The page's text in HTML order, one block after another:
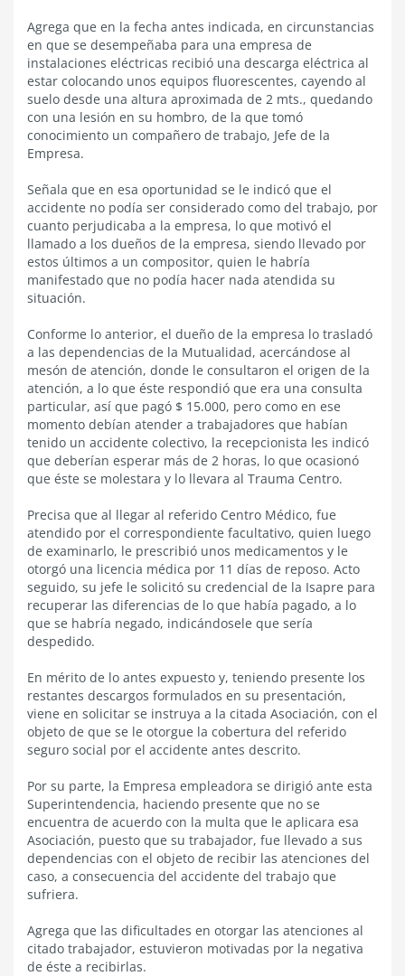
Agrega que en la fecha antes indicada, en circunstancias
en que se desempeñaba para una empresa de
instalaciones eléctricas recibió una descarga eléctrica al
estar colocando unos equipos fluorescentes, cayendo al
suelo desde una altura aproximada de 2 mts., quedando
con una lesión en su hombro, de la que tomó
conocimiento un compañero de trabajo, Jefe de la
Empresa.
Señala que en esa oportunidad se le indicó que el
accidente no podía ser considerado como del trabajo, por
cuanto perjudicaba a la empresa, lo que motivó el
llamado a los dueños de la empresa, siendo llevado por
estos últimos a un compositor, quien le habría
manifestado que no podía hacer nada atendida su
situación.
Conforme lo anterior, el dueño de la empresa lo trasladó
a las dependencias de la Mutualidad, acercándose al
mesón de atención, donde le consultaron el origen de la
atención, a lo que éste respondió que era una consulta
particular, así que pagó $ 15.000, pero como en ese
momento debían atender a trabajadores que habían
tenido un accidente colectivo, la recepcionista les indicó
que deberían esperar más de 2 horas, lo que ocasionó
que éste se molestara y lo llevara al Trauma Centro.
Precisa que al llegar al referido Centro Médico, fue
atendido por el correspondiente facultativo, quien luego
de examinarlo, le prescribió unos medicamentos y le
otorgó una licencia médica por 11 días de reposo. Acto
seguido, su jefe le solicitó su credencial de la Isapre para
recuperar las diferencias de lo que había pagado, a lo
que se habría negado, indicándosele que sería
despedido.
En mérito de lo antes expuesto y, teniendo presente los
restantes descargos formulados en su presentación,
viene en solicitar se instruya a la citada Asociación, con el
objeto de que se le otorgue la cobertura del referido
seguro social por el accidente antes descrito.
Por su parte, la Empresa empleadora se dirigió ante esta
Superintendencia, haciendo presente que no se
encuentra de acuerdo con la multa que le aplicara esa
Asociación, puesto que su trabajador, fue llevado a sus
dependencias con el objeto de recibir las atenciones del
caso, a consecuencia del accidente del trabajo que
sufriera.
Agrega que las dificultades en otorgar las atenciones al
citado trabajador, estuvieron motivadas por la negativa
de éste a recibirlas.